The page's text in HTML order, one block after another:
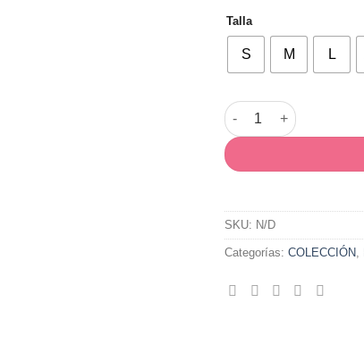
Talla
S M L
Short Coco cantidad
SKU: N/D
Categorías: COLECCIÓN,